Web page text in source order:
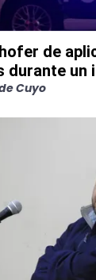
de
durante un
Cuyo